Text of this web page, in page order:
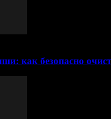
как безопасно